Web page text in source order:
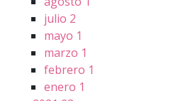
julio 2
mayo 1
marzo 1
febrero 1
enero 1